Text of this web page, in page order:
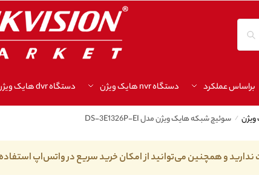
براساس عملکرد دستگاه nvr هایک ویژن دستگاه dvr هایک ویژن
/ سوئیچ شبکه هایک ویژن مدل DS-3E1326P-EI
ندارید و همچنین می‌توانید از امکان خرید سریع در واتس‌اپ